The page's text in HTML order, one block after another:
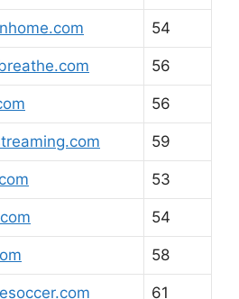
54
56
56
59
53
54
58
61